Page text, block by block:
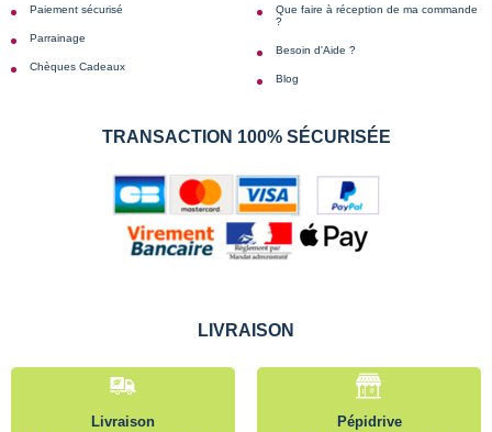
Paiement sécurisé
Parrainage
Chèques Cadeaux
Que faire à réception de ma commande
?
Besoin d'Aide ?
Blog
TRANSACTION 100% SÉCURISÉE
LIVRAISON
Livraison
Pépidrive